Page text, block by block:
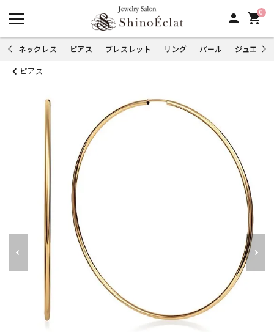
person 0
shopping_cart
ネックレス ピアス ブレスレット リング パール ジュエリ
ピアス